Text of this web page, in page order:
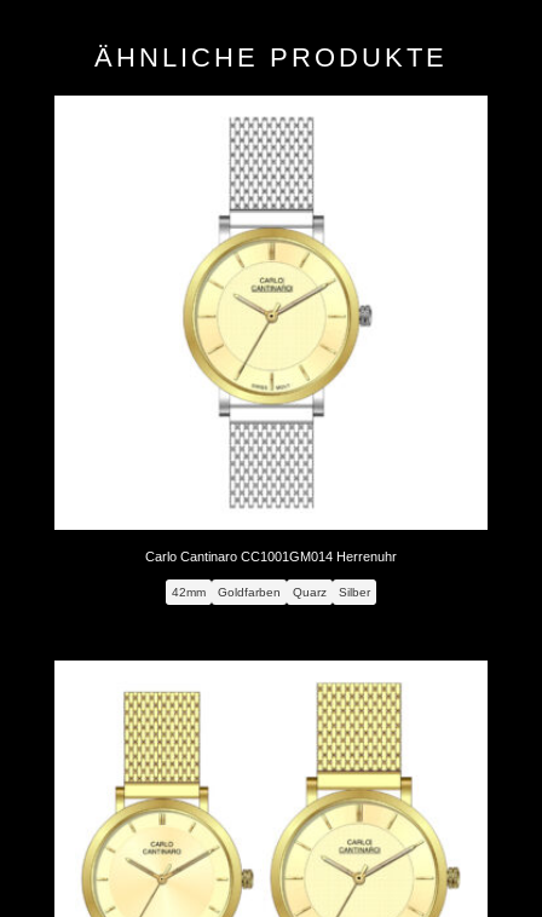
ÄHNLICHE PRODUKTE
Carlo Cantinaro CC1001GM014 Herrenuhr
42mm Goldfarben Quarz Silber